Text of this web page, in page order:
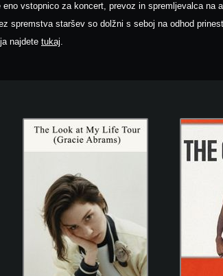
eno vstopnico za koncert, prevoz in spremljevalca na
spremstva staršev so dolžni s seboj na odhod
najdete tukaj.